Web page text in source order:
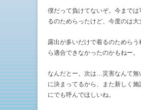
僕だって負けてないぞ。今までは
るのためらったけど、今度のは大
露出が多いだけで着るのためらう
ら適合できなかったのかもねー。
なんだとー。次は…災害なんて無
に決まってるから、また新しく施
にでも呼んでほしいね。